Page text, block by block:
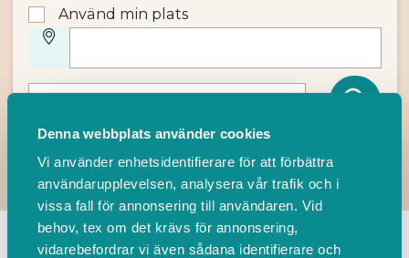
Denna webbplats använder cookies
Vi använder enhetsidentifierare för att förbättra
användarupplevelsen, analysera vår trafik och i
vissa fall för annonsering till användaren. Vid
behov, tex om det krävs för annonsering,
vidarebefordrar vi även sådana identifierare och
Använd min plats
TILLBAKA